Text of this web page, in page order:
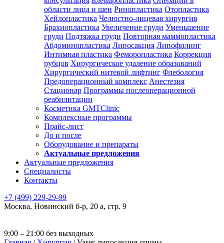
области лица и шеи Ринопластика Отопластика
Хейлопластика Челюстно-лицевая хирургия
Брахиопластика Увеличение груди Уменьшение
груди Подтяжка груди Повторная маммопластика
Абдоминопластика Липосакция Липофилинг
Интимная пластика Феморопластика Коррекция
рубцов Хирургическое удаление образований
Хирургический нитевой лифтинг Флебология
Предоперационный комплекс Анестезия
Стационар Программы послеоперационной
реабилитации
Косметика GMTClinic
Комплексные программы
Прайс-лист
До и после
Оборудование и препараты
Актуальные предложения
Актуальные предложения
Специалисты
Контакты
+7 (499) 229-29-99
Москва, Новинский б-р, 20 а, стр. 9
9:00 – 21:00 без выходных